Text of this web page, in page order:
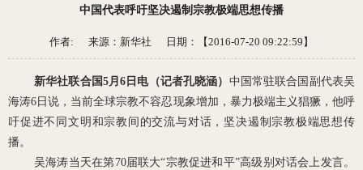
中国代表呼吁坚决遏制宗教极端思想传播
作者: 来源： 新华社 日期：【2016-07-20 09:22:59】
新华社联合国5月6 日电（记者孔晓涵） 中国常驻联合国副代表吴
海涛6 日说，当前全球宗教不容忍现象增加，暴力极端主义猖獗，他呼
吁促进不同文明和宗教间的交流与对话，坚决遏制宗教极端思想传
播。
吴海涛当天在第70届联大“宗教促进和平”高级别对话会上发言。